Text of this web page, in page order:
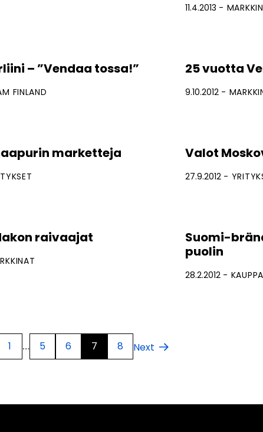
11.4.2013
– ”Vendaa tossa!”
FINLAND
25 vuotta
9.10.2012
marketteja Valot
27.9.2012
raivaajat
Suomi-
puolin
28.2.2012
1 … 5 6 7 8 Next